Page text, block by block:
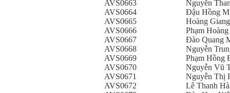
AVS0663
Nguyễn
AVS0664
Đậu Hồng
AVS0665
Hoàng
AVS0666
Phạm
AVS0667
Đào Quang
AVS0668
Nguyễn
AVS0669
Phạm Hồng
AVS0670
Nguyễn Vũ
AVS0671
Nguyễn Thị
AVS0672
Lê Thanh Hà